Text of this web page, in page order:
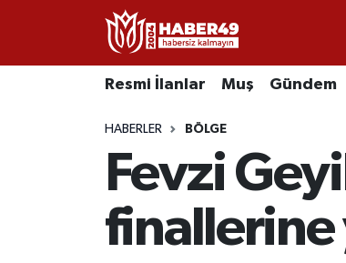
Resmi İlanlar Muş Gündem
HABERLER BÖLGE
Fevzi
finallerine
Resmi İlanlar
Uşak Nöbetçi Eczaneler
Uşak Namaz Vakitleri
Uşak Trafik Yoğunluk Haritası
TFF 2.Lig Kırmızı Grup Puan Durumu ve